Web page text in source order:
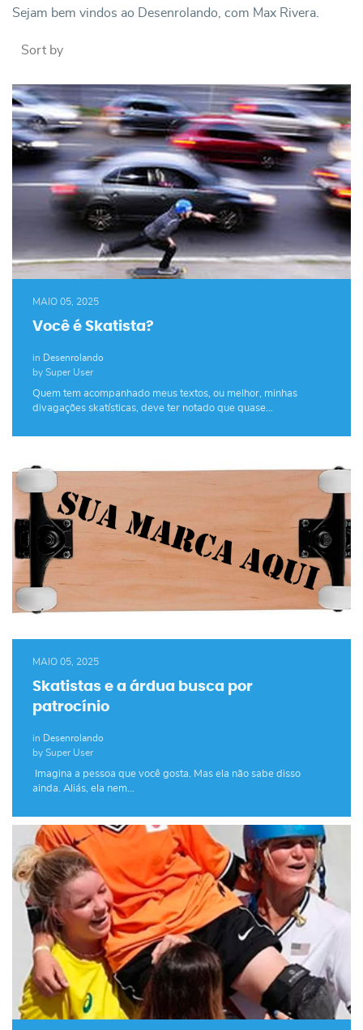
Sejam bem vindos ao Desenrolando, com Max Rivera.
Sort by
MAIO 05, 2025
Você é Skatista?
in Desenrolando
by Super User
Quem tem acompanhado meus textos, ou melhor, minhas
divagações skatísticas, deve ter notado que quase…
MAIO 05, 2025
Skatistas e a árdua busca por
patrocínio
in Desenrolando
by Super User
Imagina a pessoa que você gosta. Mas ela não sabe disso
ainda. Aliás, ela nem…